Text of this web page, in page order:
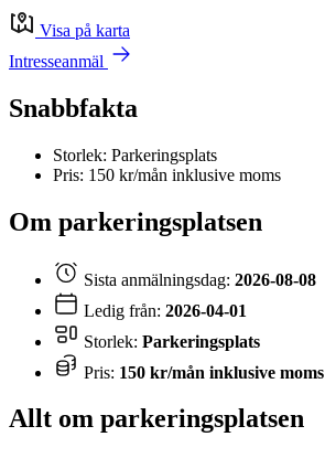
Visa på karta
Intresseanmäl
Snabbfakta
Storlek: Parkeringsplats
Pris: 150 kr/mån inklusive moms
Om parkeringsplatsen
Sista anmälningsdag: 2026-08-08
Ledig från: 2026-04-01
Storlek: Parkeringsplats
Pris: 150 kr/mån inklusive moms
Allt om parkeringsplatsen